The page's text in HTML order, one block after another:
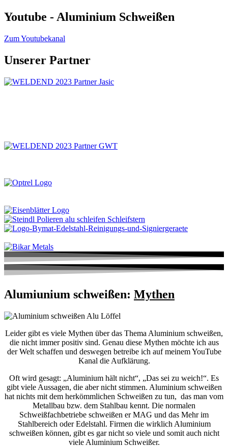
Youtube - Aluminium Schweißen
Zum Youtubekanal
Unserer Partner
Alumiunium schweißen: Mythen
Leider gibt es viele Mythen über das Thema Aluminium schweißen,
die nicht immer positiv sind. Genau diese Mythen möchte ich aus
der Welt schaffen und deswegen betreibe ich auf meinem YouTube
Kanal die Aufklärung.
Oft wird gesagt: „Aluminium hält nicht“, „Das sei zu weich!“. Es
gibt viele Aussagen, die aber nicht stimmen. Aluminium schweißen
hat nichts mit dem herkömmlichen Schweißen zu tun, das man vom
Metallbau bzw. dem Stahlbau kennt. Die normalen
Schweißfachbetriebe schweißen er MAG und das Mehr im
Stahlbereich oder Edelstahl. Firmen die wirklich Aluminium
schweißen können, gibt es gar nicht so viele und somit auch nicht
viele Aluminium Schweißer.